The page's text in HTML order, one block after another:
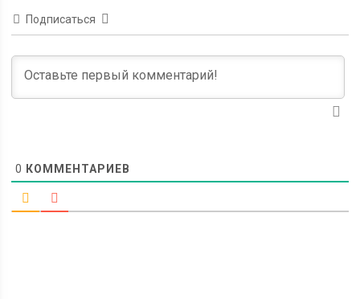
Подписаться
0 КОММЕНТАРИЕВ